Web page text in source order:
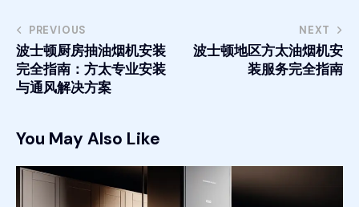
PREVIOUS
波士顿厨房抽油烟机安装
完全指南：方太专业安装
与通风解决方案
NEXT
波士顿地区方太油烟机安
装服务完全指南
You May Also Like